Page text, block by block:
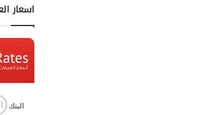
اسعار